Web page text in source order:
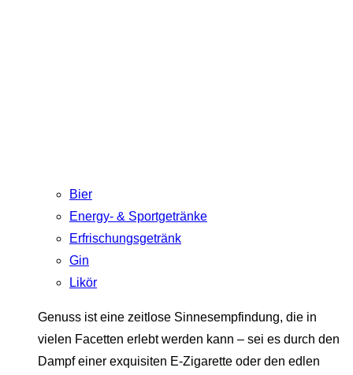
Bier
Energy- & Sportgetränke
Erfrischungsgetränk
Gin
Likör
Genuss ist eine zeitlose Sinnesempfindung, die in
vielen Facetten erlebt werden kann – sei es durch den
Dampf einer exquisiten E-Zigarette oder den edlen